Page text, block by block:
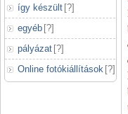
így készült [?]
egyéb [?]
pályázat [?]
Online fotókiállítások [?]